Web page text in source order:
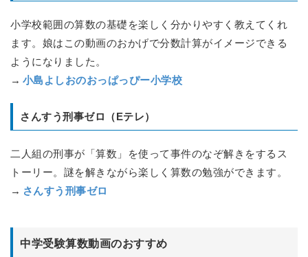
小学校範囲の算数の基礎を楽しく分かりやすく教えてくれ
ます。娘はこの動画のおかげで分数計算がイメージできる
ようになりました。
→ 小島よしおのおっぱっぴー小学校
さんすう刑事ゼロ（Eテレ）
二人組の刑事が「算数」を使って事件のなぞ解きをするス
トーリー。謎を解きながら楽しく算数の勉強ができます。
→ さんすう刑事ゼロ
中学受験算数動画のおすすめ